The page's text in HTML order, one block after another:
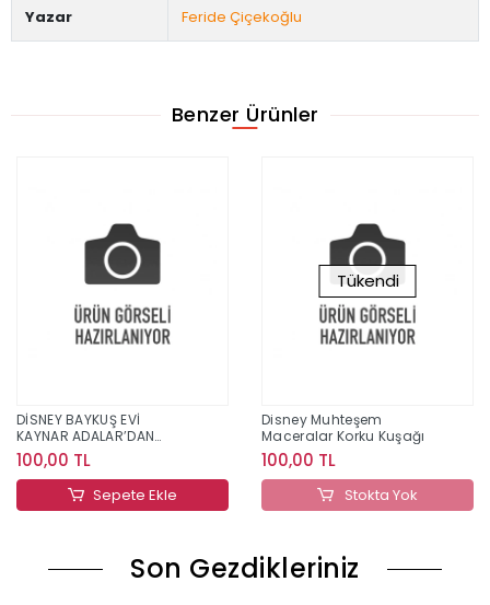
Yazar Feride Çiçekoğlu
Benzer Ürünler
DİSNEY BAYKUŞ EVİ
KAYNAR ADALAR’DAN
SİHİR-TEŞEM MACERALAR
100,00 TL
Sepete Ekle
Tükendi
Disney Muhteşem
Maceralar Korku Kuşağı
100,00 TL
Stokta Yok
Son Gezdikleriniz